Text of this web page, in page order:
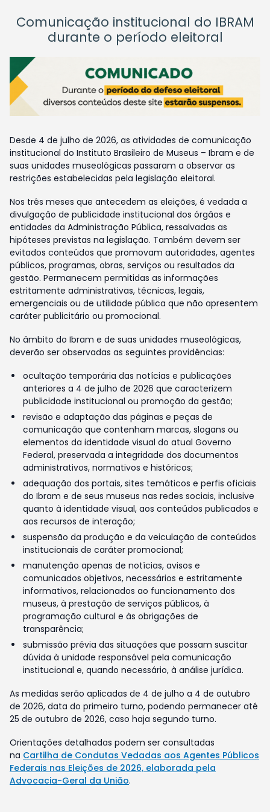
Comunicação institucional do IBRAM
durante o período eleitoral
Desde 4 de julho de 2026, as atividades de comunicação
institucional do Instituto Brasileiro de Museus – Ibram e de
suas unidades museológicas passaram a observar as
restrições estabelecidas pela legislação eleitoral.
Nos três meses que antecedem as eleições, é vedada a
divulgação de publicidade institucional dos órgãos e
entidades da Administração Pública, ressalvadas as
hipóteses previstas na legislação. Também devem ser
evitados conteúdos que promovam autoridades, agentes
públicos, programas, obras, serviços ou resultados da
gestão. Permanecem permitidas as informações
estritamente administrativas, técnicas, legais,
emergenciais ou de utilidade pública que não apresentem
caráter publicitário ou promocional.
No âmbito do Ibram e de suas unidades museológicas,
deverão ser observadas as seguintes providências:
ocultação temporária das notícias e publicações
anteriores a 4 de julho de 2026 que caracterizem
publicidade institucional ou promoção da gestão;
revisão e adaptação das páginas e peças de
comunicação que contenham marcas, slogans ou
elementos da identidade visual do atual Governo
Federal, preservada a integridade dos documentos
administrativos, normativos e históricos;
adequação dos portais, sites temáticos e perfis oficiais
do Ibram e de seus museus nas redes sociais, inclusive
quanto à identidade visual, aos conteúdos publicados e
aos recursos de interação;
suspensão da produção e da veiculação de conteúdos
institucionais de caráter promocional;
manutenção apenas de notícias, avisos e
comunicados objetivos, necessários e estritamente
informativos, relacionados ao funcionamento dos
museus, à prestação de serviços públicos, à
programação cultural e às obrigações de
transparência;
submissão prévia das situações que possam suscitar
dúvida à unidade responsável pela comunicação
institucional e, quando necessário, à análise jurídica.
As medidas serão aplicadas de 4 de julho a 4 de outubro
de 2026, data do primeiro turno, podendo permanecer até
25 de outubro de 2026, caso haja segundo turno.
Orientações detalhadas podem ser consultadas
na Cartilha de Condutas Vedadas aos Agentes Públicos
Federais nas Eleições de 2026, elaborada pela
Advocacia-Geral da União.